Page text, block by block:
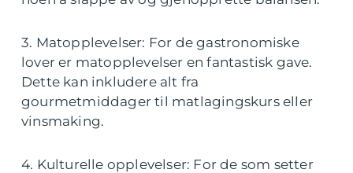
3. Matopplevelser: For de gastronomiske
lover er matopplevelser en fantastisk gave.
Dette kan inkludere alt fra
gourmetmiddager til matlagingskurs eller
vinsmaking.
4. Kulturelle opplevelser: For de som setter